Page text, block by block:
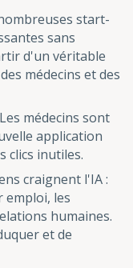
start-
sans
d'un véritable
médecins et des
médecins sont
application
clics inutiles.
craignent l'IA :
emploi, les
humaines.
et de